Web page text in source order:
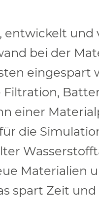
entwickelt
bei der
eingespart
einer
die
Materialien
spart Zeit und